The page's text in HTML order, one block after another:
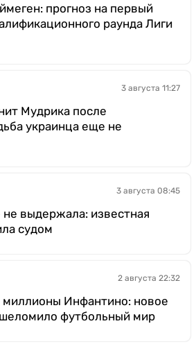
прогноз на первый
раунда Лиги
3 августа 11:27
Мудрика после
украинца еще не
3 августа 08:45
выдержала: известная
судом
2 августа 22:32
миллионы Инфантино: новое
футбольный мир